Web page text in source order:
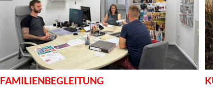
FAMILIENBEGLEITUNG